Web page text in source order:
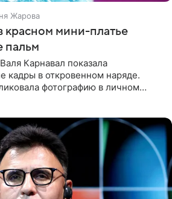
Жарова
красном мини-платье
пальм
Карнавал показала
кадры в откровенном наряде.
фотографию в личном